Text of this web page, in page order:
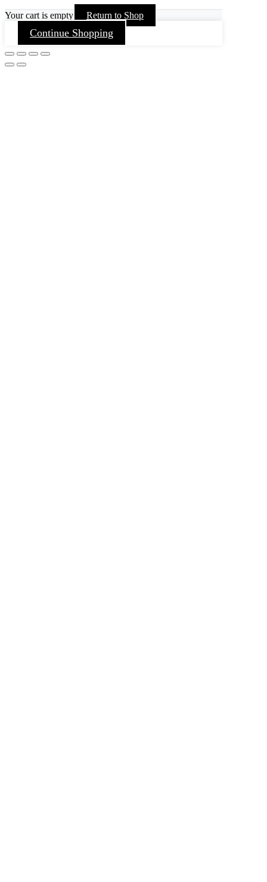
Your cart is empty Return to Shop
Continue Shopping